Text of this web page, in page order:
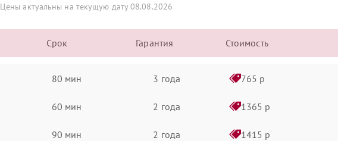
Цены актуальны на текущую дату 08.08.2026
Срок Гарантия Стоимость
80 мин 3 года 765 р
60 мин 2 года 1365 р
90 мин 2 года 1415 р